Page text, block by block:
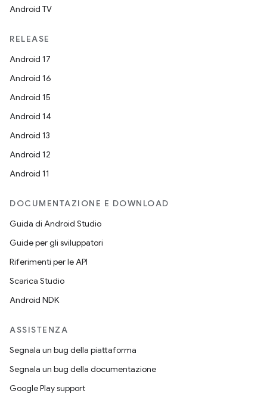
Android TV
RELEASE
Android 17
Android 16
Android 15
Android 14
Android 13
Android 12
Android 11
DOCUMENTAZIONE E DOWNLOAD
Guida di Android Studio
Guide per gli sviluppatori
Riferimenti per le API
Scarica Studio
Android NDK
ASSISTENZA
Segnala un bug della piattaforma
Segnala un bug della documentazione
Google Play support